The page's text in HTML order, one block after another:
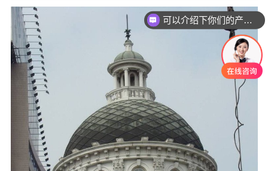
可以介绍下你们的产品么